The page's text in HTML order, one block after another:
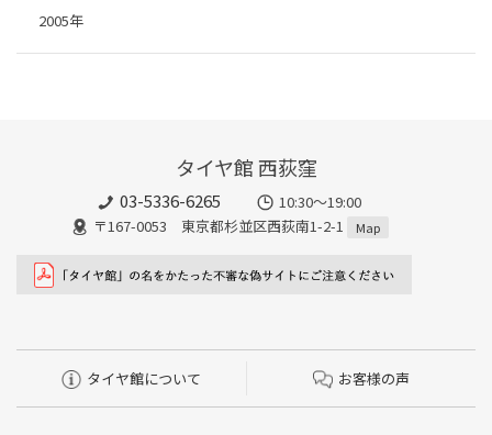
2005年
タイヤ館 西荻窪
03-5336-6265
10:30～19:00
〒167-0053 東京都杉並区西荻南1-2-1
Map
タイヤ館について お客様の声